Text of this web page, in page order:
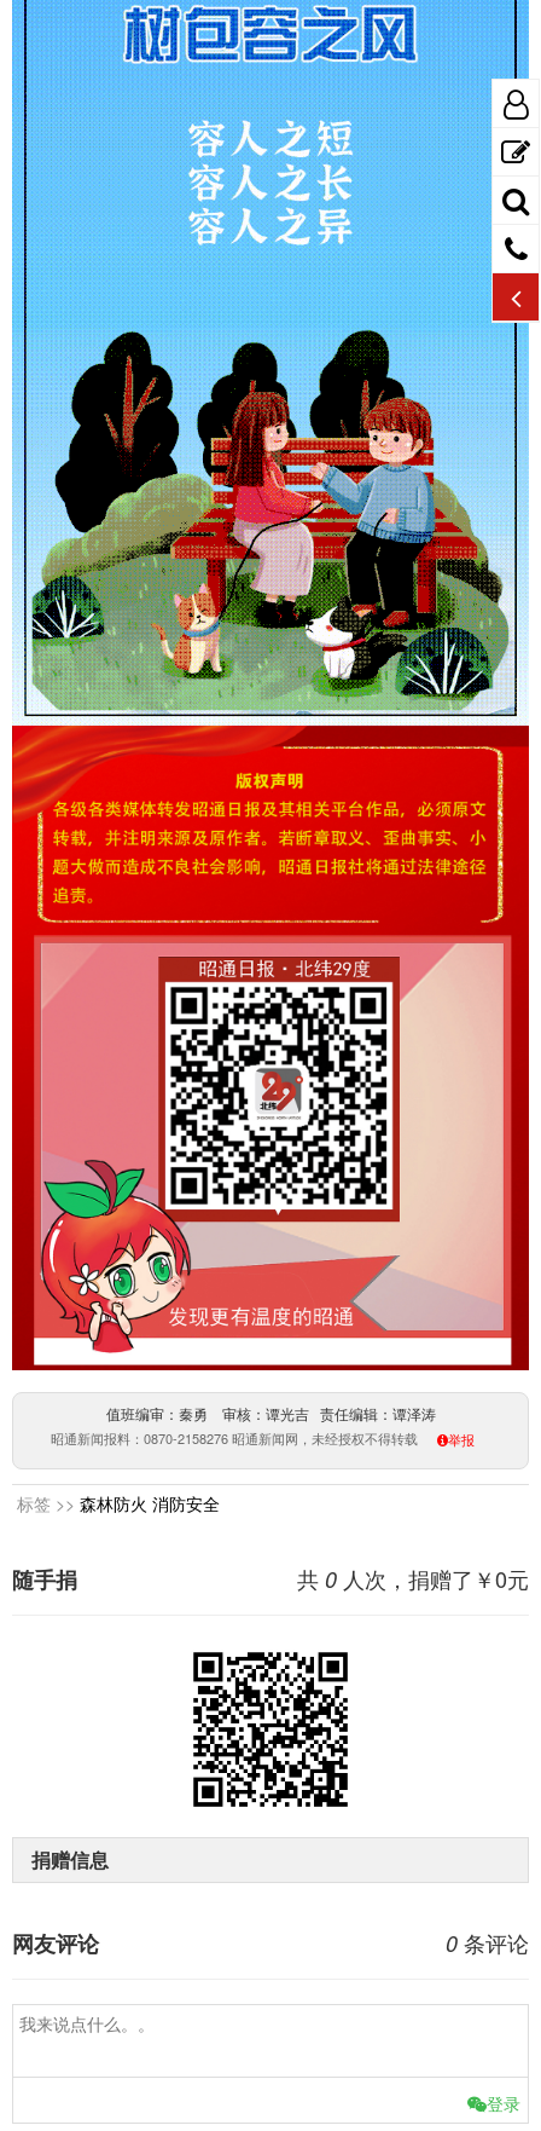
值班编审：秦勇 审核：谭光吉 责任编辑：谭泽涛
昭通新闻报料：0870-2158276 昭通新闻网，未经授权不得转载 举报
标签 >> 森林防火 消防安全
共 0 人次，捐赠了￥0元
随手捐
捐赠信息
0 条评论
网友评论
登录